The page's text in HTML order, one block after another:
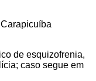
de esquizofrenia,
caso segue em